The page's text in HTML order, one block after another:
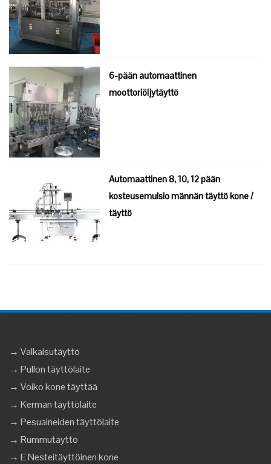
6-pään automaattinen
moottoriöljytäyttö
Automaattinen 8, 10, 12 pään
kosteusemulsio männän täyttö kone /
täyttö
→ Valkaisutäyttö
→ Pullon täyttölaite
→ Voiko kone täyttää
→ Kerman täyttölaite
→ Pesuaineiden täyttölaite
→ Rummutäyttö
→ E Nesteitäyttöinen kone